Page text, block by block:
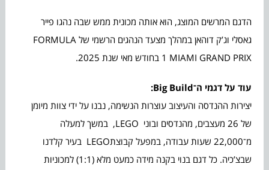
הדגם המרשים המוצג, הוא אותה מכונית ממש שבה נהגו פייר
גאסלי וג’ק דוהאן במהלך מצעד הנהגים הרשמי של FORMULA
1 MIAMI GRAND PRIX בחודש מאי שנת 2025.
עוד על דגמי ה־Big Build
:
יצירות ההנדסה והעיצוב עוצרות הנשימה, נבנו על ידי צוות מיומן
של 26 מעצבים, מהנדסים ובוני LEGO, במשך למעלה
מ־22,000 שעות עבודה, במפעל קבוצתLEGO בעיר קלדנו
שבצ’כיה. כל דגם בנוי בקנה מידה כמעט מלא (1:1) למכוניות